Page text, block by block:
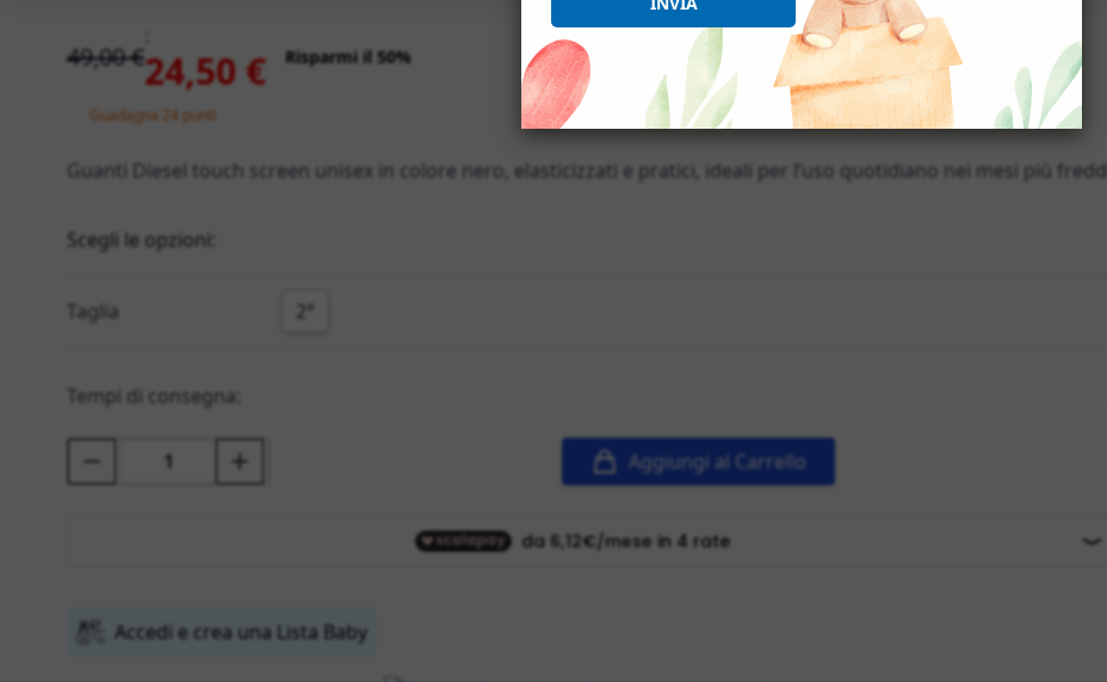
49,00 €24,50 € Risparmi il 50%
Guadagna 24 punti
Guanti Diesel touch screen unisex in colore nero, elasticizzati e pratici, ideali per l’uso quotidiano nei mesi più freddi.
Scegli le opzioni:
Taglia 2°
Tempi di consegna:
Aggiungi al Carrello
Accedi e crea una Lista Baby